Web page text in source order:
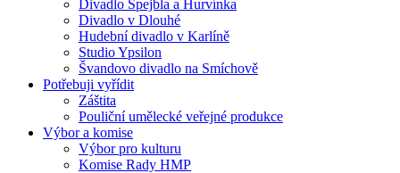
Divadlo Spejbla a Hurvínka
Divadlo v Dlouhé
Hudební divadlo v Karlíně
Studio Ypsilon
Švandovo divadlo na Smíchově
Potřebuji vyřídit
Záštita
Pouliční umělecké veřejné produkce
Výbor a komise
Výbor pro kulturu
Komise Rady HMP